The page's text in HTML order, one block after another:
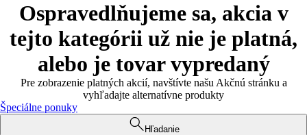
Ospravedlňujeme sa, akcia v
tejto kategórii už nie je platná,
alebo je tovar vypredaný
Pre zobrazenie platných akcií, navštívte našu Akčnú stránku a
vyhľadajte alternatívne produkty
Špeciálne ponuky
Hľadanie